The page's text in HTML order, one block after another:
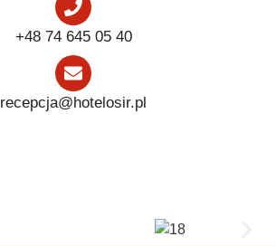
+48 74 645 05 40
recepcja@hotelosir.pl